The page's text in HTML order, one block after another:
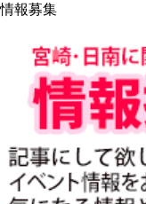
情報募集